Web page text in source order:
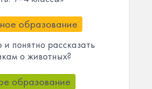
образование
и понятно рассказать
о животных?
образование